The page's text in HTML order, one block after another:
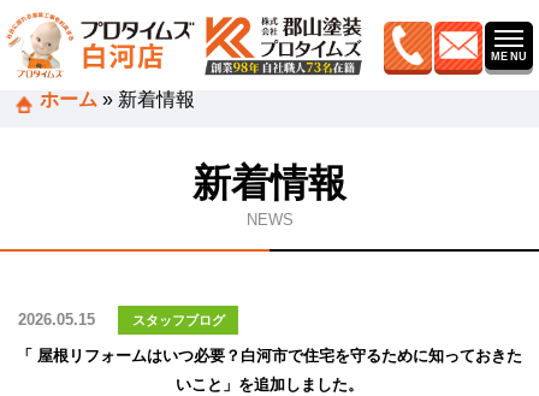
ホーム » 新着情報
新着情報
NEWS
2026.05.15 スタッフブログ
「 屋根リフォームはいつ必要？白河市で住宅を守るために知っておきた
いこと」を追加しました。